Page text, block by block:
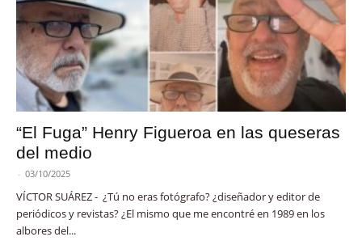
“El Fuga” Henry Figueroa en las queseras
del medio
- 03/10/2025
VÍCTOR SUÁREZ - ¿Tú no eras fotógrafo? ¿diseñador y editor de
periódicos y revistas? ¿El mismo que me encontré en 1989 en los
albores del...